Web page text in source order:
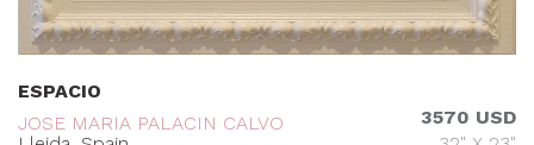
ESPACIO
JOSE MARIA PALACIN CALVO
3570 USD